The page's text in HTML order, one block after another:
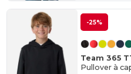
-25%
Team 365